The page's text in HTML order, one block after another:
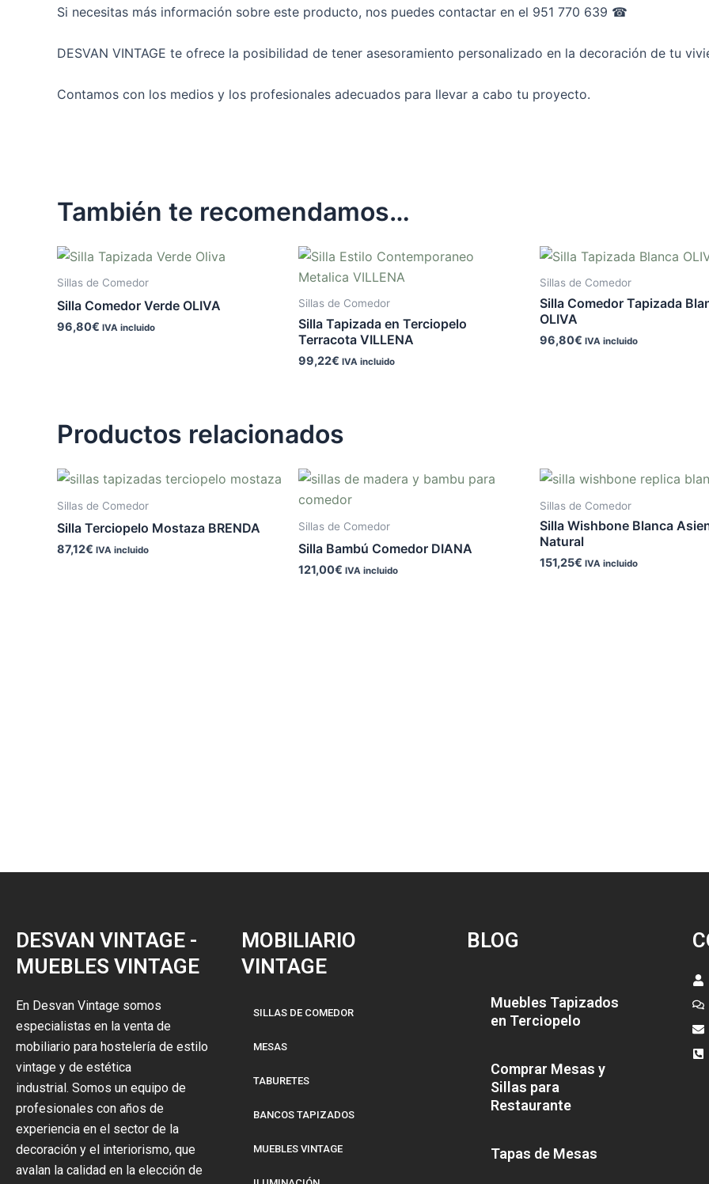
Si necesitas más información sobre este producto, nos puedes contactar en el 951 770 639 ☎︎
DESVAN VINTAGE te ofrece la posibilidad de tener asesoramiento personalizado en la decoración de tu
Contamos con los medios y los profesionales adecuados para llevar a cabo tu proyecto.
También te recomendamos…
Sillas de Comedor
Silla Comedor Verde OLIVA
96,80€ IVA incluido
Sillas de Comedor
Silla Tapizada en Terciopelo
Terracota VILLENA
99,22€ IVA incluido
Sillas de Comedor
Silla Comedor Tapizada
OLIVA
96,80€ IVA incluido
Productos relacionados
Sillas de Comedor
Silla Terciopelo Mostaza BRENDA
87,12€ IVA incluido
Sillas de Comedor
Silla Bambú Comedor DIANA
121,00€ IVA incluido
Sillas de Comedor
Silla Wishbone Blanca
Natural
151,25€ IVA incluido
DESVAN VINTAGE -
MUEBLES VINTAGE
En Desvan Vintage somos
especialistas en la venta de
mobiliario para hostelería de estilo
vintage y de estética
industrial. Somos un equipo de
profesionales con años de
experiencia en el sector de la
decoración y el interiorismo, que
avalan la calidad en la elección de
MOBILIARIO
VINTAGE
SILLAS DE COMEDOR
MESAS
TABURETES
BANCOS TAPIZADOS
MUEBLES VINTAGE
BLOG
Muebles Tapizados
en Terciopelo
Comprar Mesas y
Sillas para
Restaurante
Tapas de Mesas